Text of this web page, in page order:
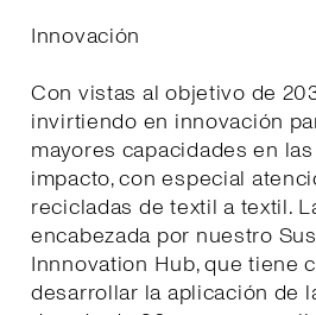
Innovación
Con vistas al objetivo de
invirtiendo en innovación
mayores capacidades en
impacto, con especial
recicladas de textil a textil.
encabezada por nuestro
Innnovation Hub, que tiene
desarrollar la aplicación de